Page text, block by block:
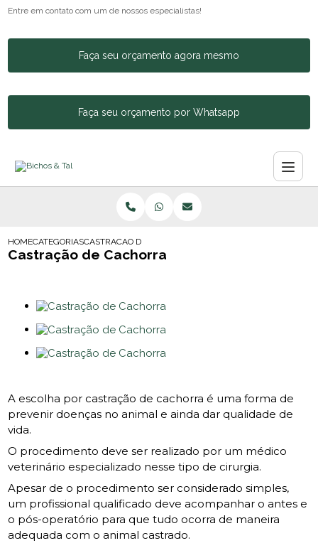
Entre em contato com um de nossos especialistas!
Faça seu orçamento agora mesmo
Faça seu orçamento por Whatsapp
HOMECATEGORIASCASTRACAO DE CACHORRA
Castração de Cachorra
A escolha por castração de cachorra é uma forma de
prevenir doenças no animal e ainda dar qualidade de
vida.
O procedimento deve ser realizado por um médico
veterinário especializado nesse tipo de cirurgia.
Apesar de o procedimento ser considerado simples,
um profissional qualificado deve acompanhar o antes e
o pós-operatório para que tudo ocorra de maneira
adequada com o animal castrado.